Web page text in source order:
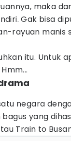
maka
Gak bisa
rayuan manis
itu. Untuk
negara
yang
Train to